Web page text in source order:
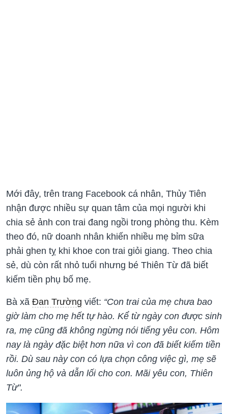
Mới đây, trên trang Facebook cá nhân, Thủy Tiên
nhận được nhiều sự quan tâm của mọi người khi
chia sẻ ảnh con trai đang ngồi trong phòng thu. Kèm
theo đó, nữ doanh nhân khiến nhiều mẹ bỉm sữa
phải ghen tỵ khi khoe con trai giỏi giang. Theo chia
sẻ, dù còn rất nhỏ tuổi nhưng bé Thiên Từ đã biết
kiếm tiền phụ bố mẹ.
Bà xã Đan Trường viết: “Con trai của mẹ chưa bao
giờ làm cho mẹ hết tự hào. Kể từ ngày con được sinh
ra, mẹ cũng đã không ngừng nói tiếng yêu con. Hôm
nay là ngày đặc biệt hơn nữa vì con đã biết kiếm tiền
rồi. Dù sau này con có lựa chọn công việc gì, mẹ sẽ
luôn ủng hộ và dẫn lối cho con. Mãi yêu con, Thiên
Từ".